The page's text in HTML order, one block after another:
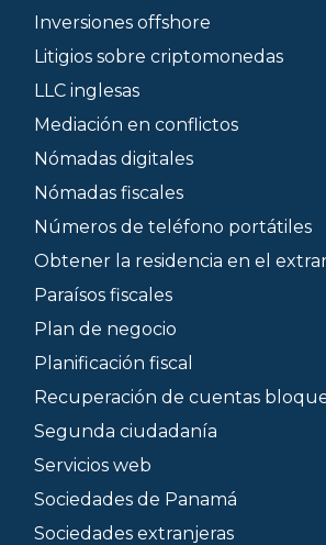
Inversiones offshore
Litigios sobre criptomonedas
LLC inglesas
Mediación en conflictos
Nómadas digitales
Nómadas fiscales
Números de teléfono portátiles
Obtener la residencia en el
Paraísos fiscales
Plan de negocio
Planificación fiscal
Recuperación de cuentas
Segunda ciudadanía
Servicios web
Sociedades de Panamá
Sociedades extranjeras